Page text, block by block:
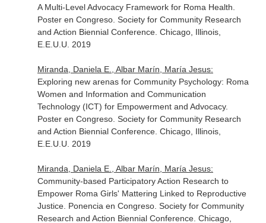
A Multi-Level Advocacy Framework for Roma Health.
Poster en Congreso. Society for Community Research
and Action Biennial Conference. Chicago, Illinois,
E.E.U.U. 2019
Miranda, Daniela E., Albar Marín, María Jesus:
Exploring new arenas for Community Psychology: Roma
Women and Information and Communication
Technology (ICT) for Empowerment and Advocacy.
Poster en Congreso. Society for Community Research
and Action Biennial Conference. Chicago, Illinois,
E.E.U.U. 2019
Miranda, Daniela E., Albar Marín, María Jesus:
Community-based Participatory Action Research to
Empower Roma Girls' Mattering Linked to Reproductive
Justice. Ponencia en Congreso. Society for Community
Research and Action Biennial Conference. Chicago,